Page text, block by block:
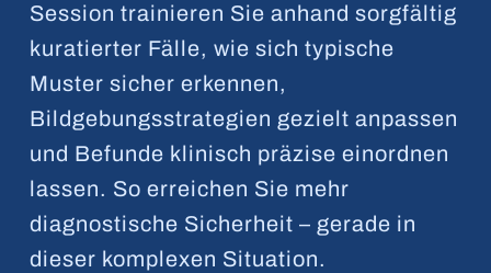
Session trainieren Sie anhand sorgfältig
kuratierter Fälle, wie sich typische
Muster sicher erkennen,
Bildgebungsstrategien gezielt anpassen
und Befunde klinisch präzise einordnen
lassen. So erreichen Sie mehr
diagnostische Sicherheit – gerade in
dieser komplexen Situation.